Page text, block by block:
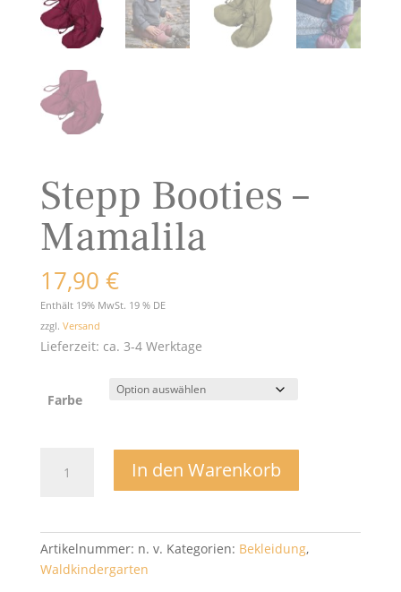
Stepp Booties –
Mamalila
17,90 €
Enthält 19% MwSt. 19 % DE
zzgl. Versand
Lieferzeit: ca. 3-4 Werktage
Farbe
Booties
Menge
In den Warenkorb
Artikelnummer: n. v. Kategorien: Bekleidung,
Waldkindergarten